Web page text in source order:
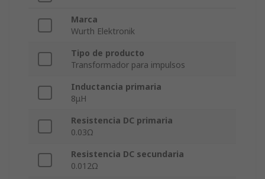
Marca
Wurth Elektronik
Tipo de producto
Transformador para impulsos
Inductancia primaria
8μH
Resistencia DC primaria
0.03Ω
Resistencia DC secundaria
0.012Ω